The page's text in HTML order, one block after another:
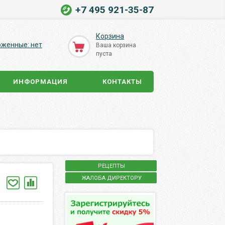
+7 495 921-35-87
нет
Корзина
Ваша корзина
пуста
ИНФОРМАЦИЯ КОНТАКТЫ
РЕЦЕПТЫ
ЖАЛОБА ДИРЕКТОРУ